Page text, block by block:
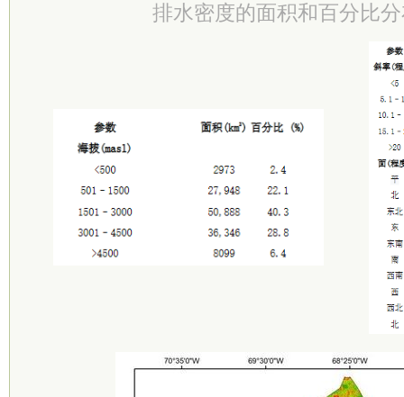
排水密度的面积和百分比